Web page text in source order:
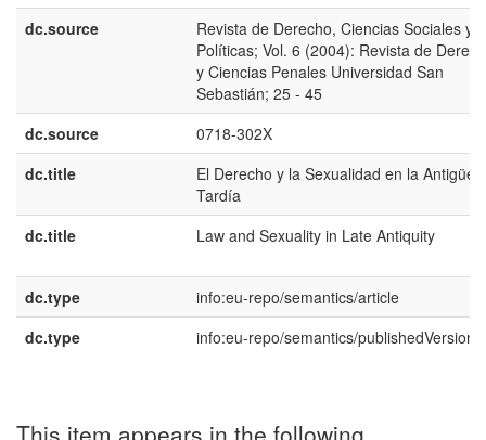
dc.source
Revista de Derecho, Ciencias Sociales y
Políticas; Vol. 6 (2004): Revista de
y Ciencias Penales Universidad San
Sebastián; 25 - 45
dc.source
0718-302X
dc.title
El Derecho y la Sexualidad en la
Tardía
dc.title
Law and Sexuality in Late Antiquity
dc.type
info:eu-repo/semantics/article
dc.type
info:eu-repo/semantics/publishedVersion
This item appears in the following